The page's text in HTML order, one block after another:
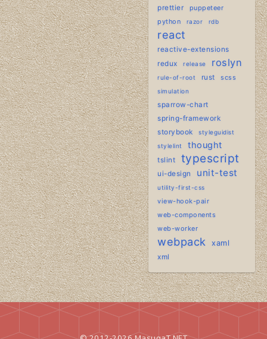
prettier
puppeteer
python
razor rdb
react
reactive-extensions
redux
release roslyn
rule-of-root rust scss
simulation
sparrow-chart
spring-framework
storybook
styleguidist
stylelint
thought
tslint typescript
ui-design unit-test
utility-first-css
view-hook-pair
web-components
web-worker
webpack xaml
xml